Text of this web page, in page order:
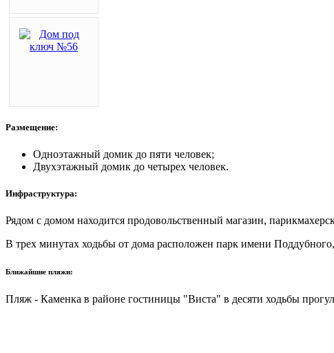
Размещение:
Одноэтажный домик до пяти человек;
Двухэтажный домик до четырех человек.
Инфраструктура:
Рядом с домом находится продовольственный магазин,
В трех минутах ходьбы от дома расположен парк имени
Ближайшие пляжи:
Пляж - Каменка в районе гостиницы "Виста" в десяти ходьбы